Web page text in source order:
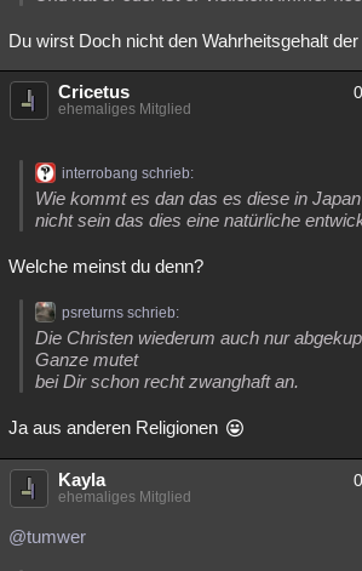
Du wirst Doch nicht den Wahrheitsgehalt
Cricetus
ehemaliges Mitglied
interrobang schrieb:
Wie kommt es dan das es diese in
nicht sein das dies eine natürliche
Welche meinst du denn?
psreturns schrieb:
Die Christen wiederum auch nur
Ganze mutet
bei Dir schon recht zwanghaft an.
Ja aus anderen Religionen
Kayla
ehemaliges Mitglied
@tumwer